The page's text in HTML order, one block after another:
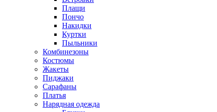
Плащи
Пончо
Накидки
Куртки
Пыльники
Комбинезоны
Костюмы
Жакеты
Пиджаки
Сарафаны
Платья
Нарядная одежда